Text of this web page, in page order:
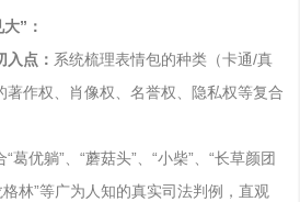
”：
入点： 系统梳理表情包的种类（卡通/真
著作权、肖像权、名誉权、隐私权等复合
“葛优躺”、“蘑菇头”、“小柴”、“长草颜团
格林”等广为人知的真实司法判例，直观